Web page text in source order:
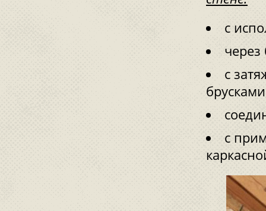
с
с
с